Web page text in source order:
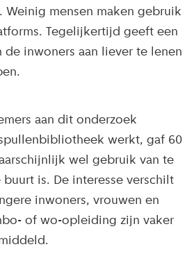
mensen maken gebruik
Tegelijkertijd geeft een
de inwoners aan liever te lenen
aan dit onderzoek
werkt, gaf 60
wel gebruik van te
is. De interesse verschilt
inwoners, vrouwen en
of wo-opleiding zijn vaker